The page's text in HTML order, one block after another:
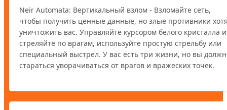
Neir Automata: Вертикальный взлом - Взломайте сеть,
чтобы получить ценные данные, но злые противники
уничтожить вас. Управляйте курсором белого кристалла и
стреляйте по врагам, используйте простую стрельбу или
специальный выстрел. У вас есть три жизни, но вы
стараться уворачиваться от врагов и вражеских точек.